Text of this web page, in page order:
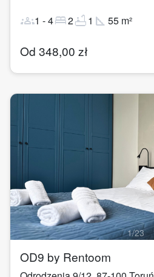
groups1 -4bed2bathtub1 square_foot 55 m²
Od 348,00 zł
1/23
OD9 by Rentoom